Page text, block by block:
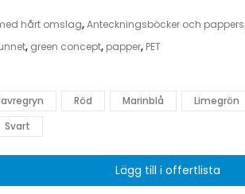
hårt omslag,Anteckningsböcker och
, green concept, papper, PET
Röd Marinblå Limegrön
Svart
Lägg till i offertlista